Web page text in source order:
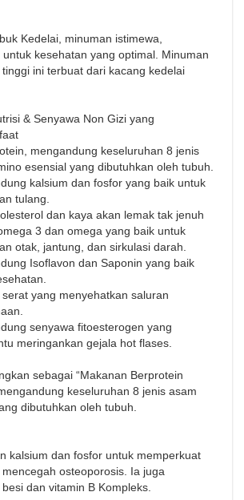
Kedelai, minuman istimewa,
kesehatan yang optimal. Minuman
ini terbuat dari kacang kedelai
& Senyawa Non Gizi yang
mengandung keseluruhan 8 jenis
esensial yang dibutuhkan oleh tubuh.
kalsium dan fosfor yang baik untuk
tulang.
dan kaya akan lemak tak jenuh
3 dan omega yang baik untuk
otak, jantung, dan sirkulasi darah.
Isoflavon dan Saponin yang baik
yang menyehatkan saluran
senyawa fitoesterogen yang
meringankan gejala hot flases.
sebagai “Makanan Berprotein
keseluruhan 8 jenis asam
dibutuhkan oleh tubuh.
kalsium dan fosfor untuk memperkuat
osteoporosis. Ia juga
dan vitamin B Kompleks.